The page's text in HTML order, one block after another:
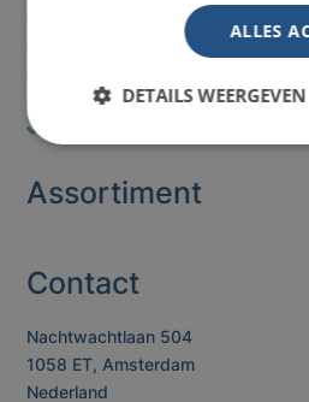
mogelijk
Betaling op rekeningmogelijk
Assortiment
Contact
Nachtwachtlaan 504
1058 ET, Amsterdam
Nederland
ALLES
DETAILS WEERGEVEN